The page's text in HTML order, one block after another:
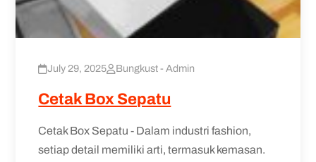
July 29, 2025 Bungkust - Admin
Cetak Box Sepatu
Cetak Box Sepatu - Dalam industri fashion,
setiap detail memiliki arti, termasuk kemasan.